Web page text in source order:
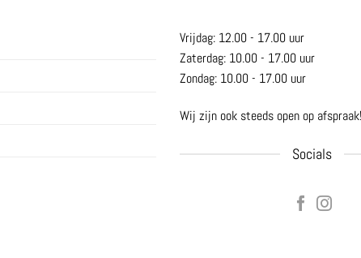
Vrijdag: 12.00 - 17.00 uur
Zaterdag: 10.00 - 17.00 uur
Zondag: 10.00 - 17.00 uur
Wij zijn ook steeds open op afspraak!
Socials